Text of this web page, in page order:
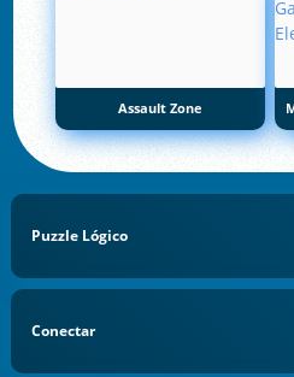
Assault Zone
Puzzle Lógico
Conectar